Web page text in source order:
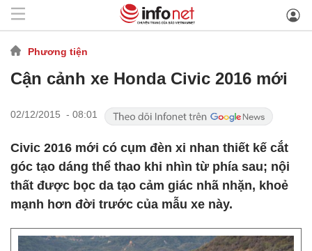
Phương tiện
Cận cảnh xe Honda Civic 2016 mới
02/12/2015 - 08:01
Civic 2016 mới có cụm đèn xi nhan thiết kế cắt
góc tạo dáng thể thao khi nhìn từ phía sau; nội
thất được bọc da tạo cảm giác nhã nhặn, khoẻ
mạnh hơn đời trước của mẫu xe này.